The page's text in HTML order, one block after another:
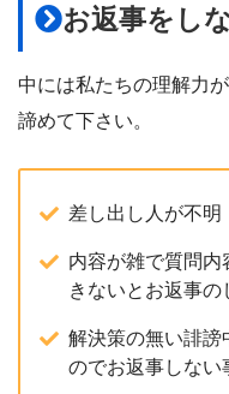
お返事をし
中には私たちの理解力
諦めて下さい。
差し出し人が不明
内容が雑で質問
きないとお返事の
解決策の無い誹謗
のでお返事しない